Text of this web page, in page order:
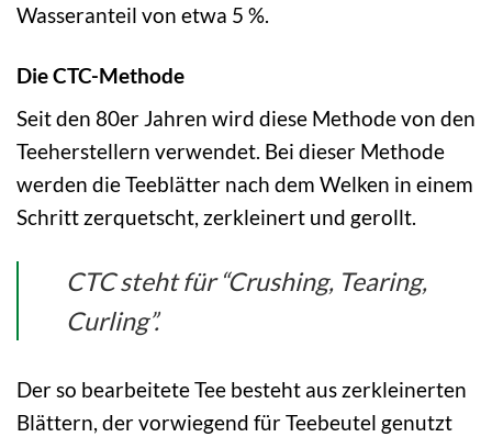
Wasseranteil von etwa 5 %.
Die CTC-Methode
Seit den 80er Jahren wird diese Methode von den
Teeherstellern verwendet. Bei dieser Methode
werden die Teeblätter nach dem Welken in einem
Schritt zerquetscht, zerkleinert und gerollt.
CTC steht für “Crushing, Tearing,
Curling”.
Der so bearbeitete Tee besteht aus zerkleinerten
Blättern, der vorwiegend für Teebeutel genutzt